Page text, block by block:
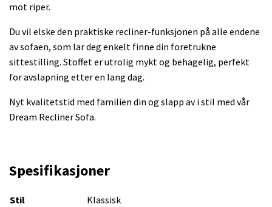
mot riper.
Du vil elske den praktiske recliner-funksjonen på alle endene
av sofaen, som lar deg enkelt finne din foretrukne
sittestilling. Stoffet er utrolig mykt og behagelig, perfekt
for avslapning etter en lang dag.
Nyt kvalitetstid med familien din og slapp av i stil med vår
Dream Recliner Sofa.
Spesifikasjoner
Stil
Klassisk